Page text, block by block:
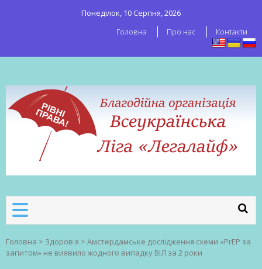
Понеділок, 10 Серпня, 2026
Головна
Про нас Контакти
робітників
Головна > Здоров'я > Амстердамське дослідження схеми «PrEP за
запитом» не виявило жодного випадку ВІЛ за 2 роки